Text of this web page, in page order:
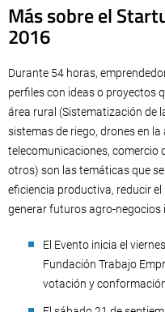
Más sobre el
2016
Durante 54 horas,
perfiles con ideas o proyectos
área rural (Sistematización de
sistemas de riego, drones en
telecomunicaciones, comercio
otros) son las temáticas que
eficiencia productiva, reducir
generar futuros agro-negocios
El Evento inicia el
Fundación Trabajo
votación y